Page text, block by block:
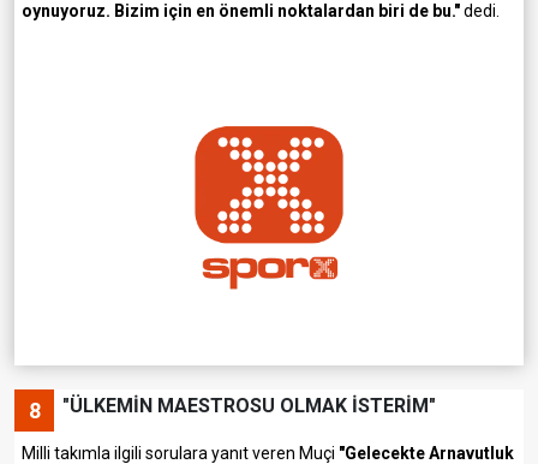
oynuyoruz. Bizim için en önemli noktalardan biri de bu."dedi.
8 "ÜLKEMİN MAESTROSU OLMAK İSTERİM"
Milli takımla ilgili sorulara yanıt veren Muçi "Gelecekte Arnavutluk